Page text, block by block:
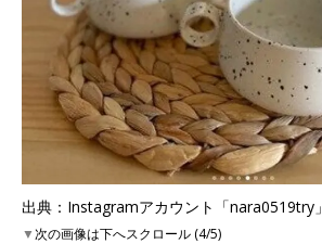
出典：Instagramアカウント「nara0519try」
▼次の画像は下へスクロール (4/5)